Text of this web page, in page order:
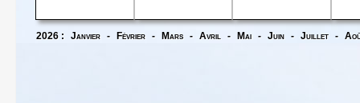
2026 : Janvier - Février - Mars - Avril - Mai - Juin - Juillet -